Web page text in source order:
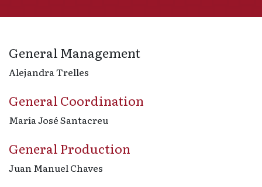
General Management
Alejandra Trelles
General Coordination
María José Santacreu
General Production
Juan Manuel Chaves